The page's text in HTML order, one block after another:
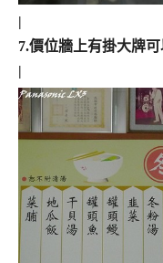
|
7.價位牆上有掛大牌
|